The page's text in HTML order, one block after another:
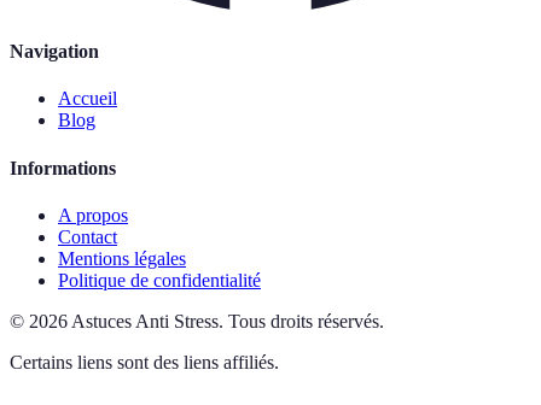
Navigation
Accueil
Blog
Informations
A propos
Contact
Mentions légales
Politique de confidentialité
© 2026 Astuces Anti Stress. Tous droits réservés.
Certains liens sont des liens affiliés.